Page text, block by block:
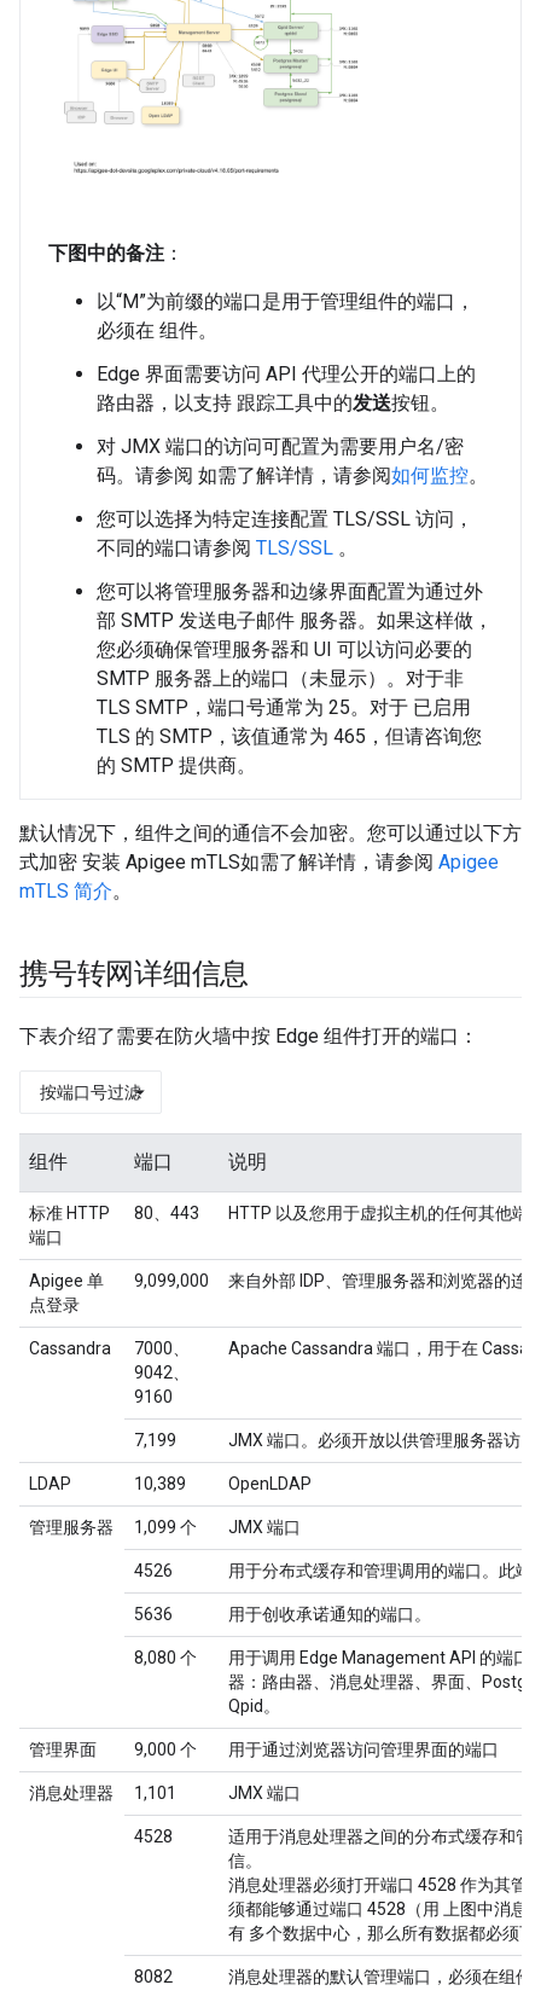
下图中的备注 ：
以“M”为前缀的端口是用于管理组件的端口，
必须在 组件。
Edge 界面需要访问 API 代理公开的端口上的
路由器，以支持 跟踪工具中的发送按钮。
对 JMX 端口的访问可配置为需要用户名/密
码。请参阅 如需了解详情，请参阅如何监控。
您可以选择为特定连接配置 TLS/SSL 访问，
不同的端口请参阅 TLS/SSL 。
您可以将管理服务器和边缘界面配置为通过外
部 SMTP 发送电子邮件 服务器。如果这样做，
您必须确保管理服务器和 UI 可以访问必要的
SMTP 服务器上的端口（未显示）。对于非
TLS SMTP，端口号通常为 25。对于 已启用
TLS 的 SMTP，该值通常为 465，但请咨询您
的 SMTP 提供商。
默认情况下，组件之间的通信不会加密。您可以通过以下方
式加密 安装 Apigee mTLS如需了解详情，请参阅 Apigee
mTLS 简介。
携号转网详细信息
下表介绍了需要在防火墙中按 Edge 组件打开的端口：
按端口号过滤
组件 端口 说明
标准 HTTP
端口
80、443 HTTP 以及您用于虚拟主机的任何其他端
Apigee 单
点登录
9,099,000 来自外部 IDP、管理服务器和浏览器的连
Cassandra
7000、
9042、
9160
Apache Cassandra 端口，用于在
7,199 JMX 端口。必须开放以供管理服务器访问
LDAP 10,389 OpenLDAP
管理服务器 1,099 个 JMX 端口
4526 用于分布式缓存和管理调用的端口。此端
5636 用于创收承诺通知的端口。
8,080 个
用于调用 Edge Management API 的端
器：路由器、消息处理器、界面、
Qpid。
管理界面 9,000 个 用于通过浏览器访问管理界面的端口
消息处理器 1,101 JMX 端口
4528
适用于消息处理器之间的分布式缓存和
信。
消息处理器必须打开端口 4528 作为其管
须都能够通过端口 4528（用 上图中消息
有 多个数据中心，那么所有数据都必须
8082 消息处理器的默认管理端口，必须在组件